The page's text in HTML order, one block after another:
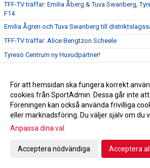
TFF-TV träffar: Emilia Åberg & Tuva Swanberg,
F14
Emilia Ågren och Tuva Swanberg till
TFF-TV träffar: Alice Bengtzon Scheele
Tyresö Centrum ny Huvudpartner!
Alice Bengtzon Scheele till Tyresö FF Dam!
TFF-TV träffar: Adam Bergström, Tyresö FF P18
Adam Bergström ny huvudtränare i P18!
Ledarakademin närmar sig!
Hjälp oss utveckla Tyresö FF!
För att hemsidan ska fungera korrekt
cookies från SportAdmin. Dessa går inte att
Föreningen kan också använda frivilliga
eller marknadsföring. Du väljer själv om du
Anpassa dina val
Acceptera nödvändiga Acceptera